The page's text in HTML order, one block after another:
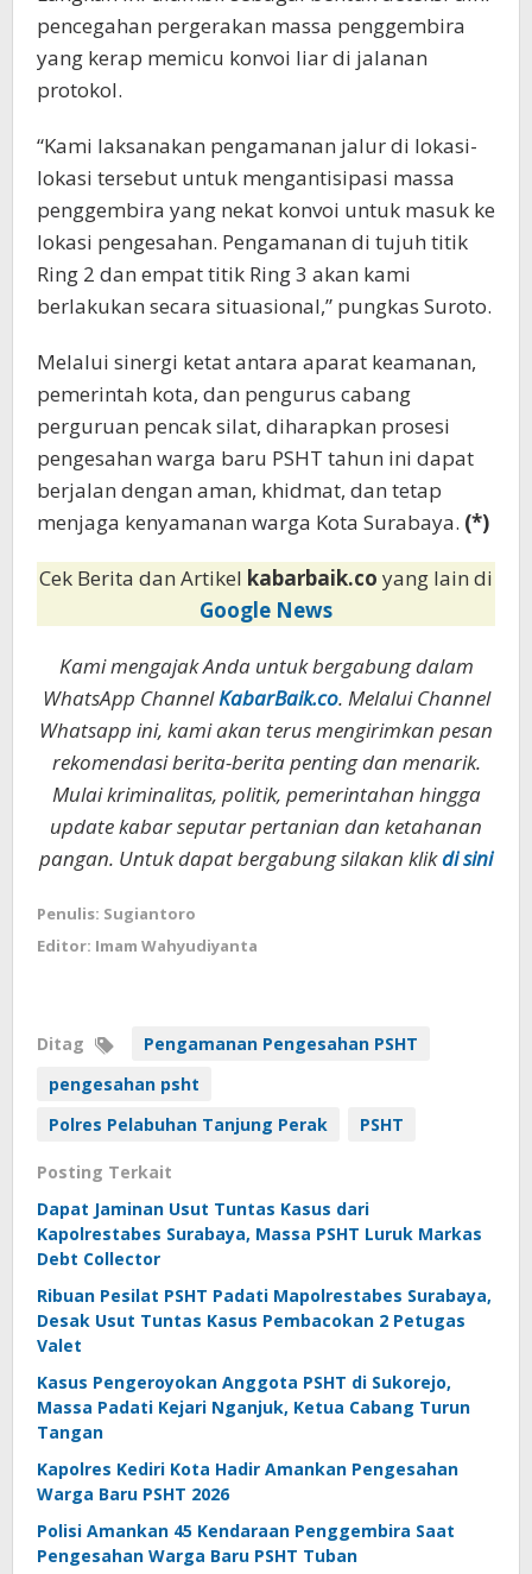
pencegahan pergerakan massa penggembira
yang kerap memicu konvoi liar di jalanan
protokol.
“Kami laksanakan pengamanan jalur di lokasi-
lokasi tersebut untuk mengantisipasi massa
penggembira yang nekat konvoi untuk masuk ke
lokasi pengesahan. Pengamanan di tujuh titik
Ring 2 dan empat titik Ring 3 akan kami
berlakukan secara situasional,” pungkas Suroto.
Melalui sinergi ketat antara aparat keamanan,
pemerintah kota, dan pengurus cabang
perguruan pencak silat, diharapkan prosesi
pengesahan warga baru PSHT tahun ini dapat
berjalan dengan aman, khidmat, dan tetap
menjaga kenyamanan warga Kota Surabaya. (*)
Cek Berita dan Artikel kabarbaik.co yang lain di
Google News
Kami mengajak Anda untuk bergabung dalam
WhatsApp ChannelKabarBaik.co. Melalui Channel
Whatsapp ini, kami akan terus mengirimkan pesan
rekomendasi berita-berita penting dan menarik.
Mulai kriminalitas, politik, pemerintahan hingga
update kabar seputar pertanian dan ketahanan
pangan. Untuk dapat bergabung silakan klikdi sini
Penulis: Sugiantoro
Editor: Imam Wahyudiyanta
Ditag
Pengamanan Pengesahan PSHT
pengesahan psht
Polres Pelabuhan Tanjung Perak
PSHT
Posting Terkait
Dapat Jaminan Usut Tuntas Kasus dari
Kapolrestabes Surabaya, Massa PSHT Luruk Markas
Debt Collector
Ribuan Pesilat PSHT Padati Mapolrestabes Surabaya,
Desak Usut Tuntas Kasus Pembacokan 2 Petugas
Valet
Kasus Pengeroyokan Anggota PSHT di Sukorejo,
Massa Padati Kejari Nganjuk, Ketua Cabang Turun
Tangan
Kapolres Kediri Kota Hadir Amankan Pengesahan
Warga Baru PSHT 2026
Polisi Amankan 45 Kendaraan Penggembira Saat
Pengesahan Warga Baru PSHT Tuban